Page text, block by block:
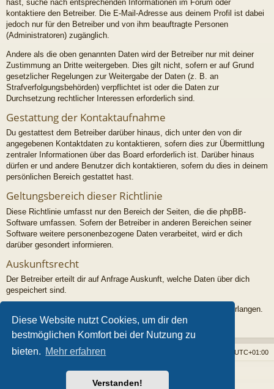
Diese Website nutzt Cookies, um dir den
bestmöglichen Komfort bei der Nutzung zu
bieten. Mehr erfahren
Verstanden!
hast, suche nach entsprechenden Informationen im Forum oder
kontaktiere den Betreiber. Die E-Mail-Adresse aus deinem Profil ist dabei
jedoch nur für den Betreiber und von ihm beauftragte Personen
(Administratoren) zugänglich.
Andere als die oben genannten Daten wird der Betreiber nur mit deiner
Zustimmung an Dritte weitergeben. Dies gilt nicht, sofern er auf Grund
gesetzlicher Regelungen zur Weitergabe der Daten (z. B. an
Strafverfolgungsbehörden) verpflichtet ist oder die Daten zur
Durchsetzung rechtlicher Interessen erforderlich sind.
Gestattung der Kontaktaufnahme
Du gestattest dem Betreiber darüber hinaus, dich unter den von dir
angegebenen Kontaktdaten zu kontaktieren, sofern dies zur Übermittlung
zentraler Informationen über das Board erforderlich ist. Darüber hinaus
dürfen er und andere Benutzer dich kontaktieren, sofern du dies in deinem
persönlichen Bereich gestattet hast.
Geltungsbereich dieser Richtlinie
Diese Richtlinie umfasst nur den Bereich der Seiten, die die phpBB-
Software umfassen. Sofern der Betreiber in anderen Bereichen seiner
Software weitere personenbezogene Daten verarbeitet, wird er dich
darüber gesondert informieren.
Auskunftsrecht
Der Betreiber erteilt dir auf Anfrage Auskunft, welche Daten über dich
gespeichert sind.
Du kannst jederzeit die Löschung bzw. Sperrung deiner Daten verlangen.
Kontaktiere hierzu bitte den Betreiber.
Foren-Übersicht UTC+01:00
Powered byphpBB® Forum Software © phpBB Limited
Style vonArty- phpBB 3.3 von MrGaby